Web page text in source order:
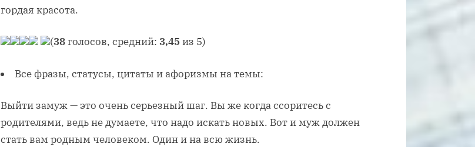
гордая красота.
(38голосов, средний: 3,45 из 5)
Все фразы, статусы, цитаты и афоризмы на темы:
Выйти замуж — это очень серьезный шаг. Вы же когда ссоритесь с
родителями, ведь не думаете, что надо искать новых. Вот и муж должен
стать вам родным человеком. Один и на всю жизнь.